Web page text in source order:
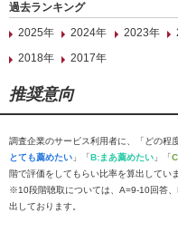
過去ランキング
2025年
2024年 2023年
2018年
2017年
推奨意向
調査企業のサービス利用者に、「どの程
とても薦めたい 」「B:まあ薦めたい 」「
階で評価をしてもらい比率を算出していま
※10段階聴取については、A=9-10回答
出しております。